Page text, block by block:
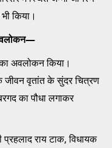
किया।
अवलोकन किया।
जीवन वृतांत के सुंदर चित्रण
का पौधा लगाकर
प्रहलाद राय टाक, विधायक